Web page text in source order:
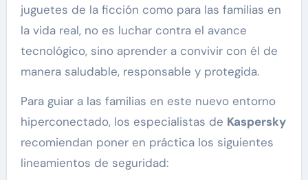
juguetes de la ficción como para las familias en
la vida real, no es luchar contra el avance
tecnológico, sino aprender a convivir con él de
manera saludable, responsable y protegida.
Para guiar a las familias en este nuevo entorno
hiperconectado, los especialistas de Kaspersky
recomiendan poner en práctica los siguientes
lineamientos de seguridad: